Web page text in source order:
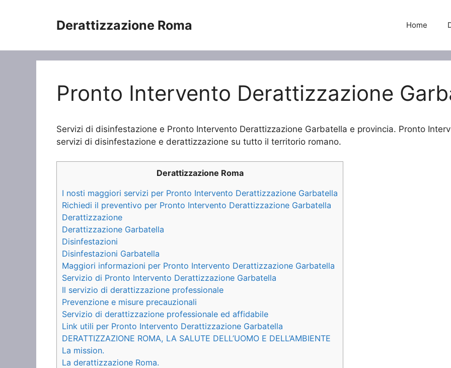
Derattizzazione Roma Home
Pronto Intervento Derattizzazione
Servizi di disinfestazione e Pronto Intervento Derattizzazione Garbatella e provincia. Pronto
servizi di disinfestazione e derattizzazione su tutto il territorio romano.
Derattizzazione Roma
I nosti maggiori servizi per Pronto Intervento Derattizzazione Garbatella
Richiedi il preventivo per Pronto Intervento Derattizzazione Garbatella
Derattizzazione
Derattizzazione Garbatella
Disinfestazioni
Disinfestazioni Garbatella
Maggiori informazioni per Pronto Intervento Derattizzazione Garbatella
Servizio di Pronto Intervento Derattizzazione Garbatella
Il servizio di derattizzazione professionale
Prevenzione e misure precauzionali
Servizio di derattizzazione professionale ed affidabile
Link utili per Pronto Intervento Derattizzazione Garbatella
DERATTIZZAZIONE ROMA, LA SALUTE DELL’UOMO E DELL’AMBIENTE
La mission.
La derattizzazione Roma.